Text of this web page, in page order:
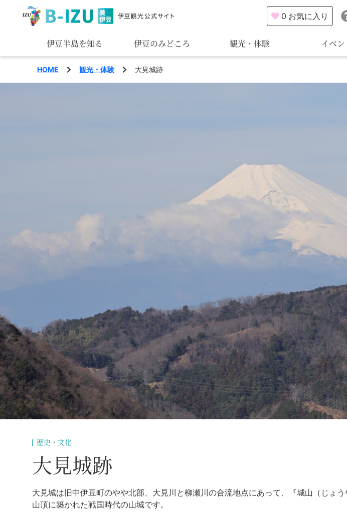
伊豆半島を知る 伊豆のみどころ
みる
観光・体験 イベン
0 お気に入り
HOME 観光・体験 大見城跡
歴史・文化
大見城跡
大見城は旧中伊豆町のやや北部、大見川と柳瀬川の合流地点にあって、『城山（じょ
山頂に築かれた戦国時代の山城です。